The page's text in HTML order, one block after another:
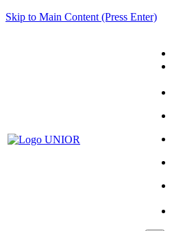
Skip to Main Content (Press Enter)